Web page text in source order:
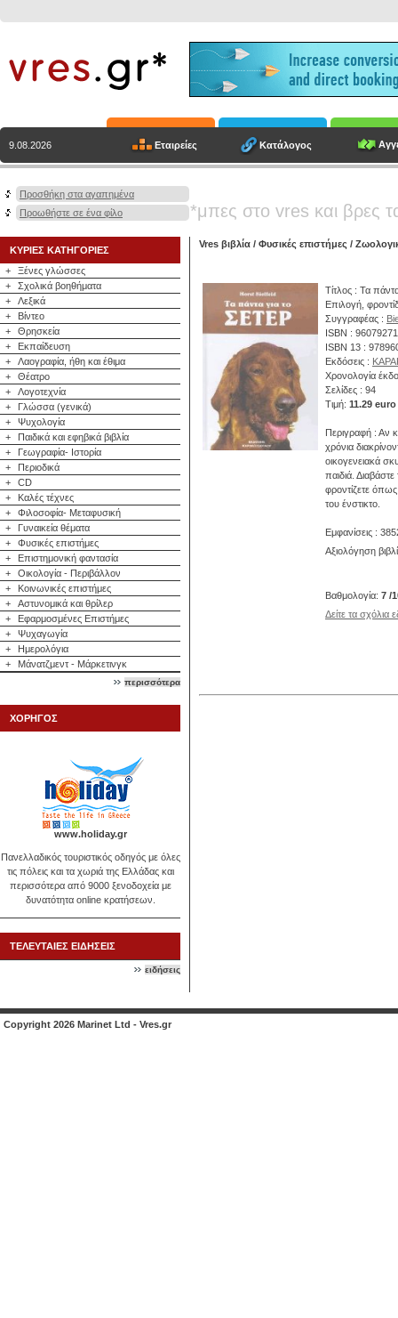
9.08.2026 Εταιρείες Κατάλογος
Προσθήκη στα αγαπημένα
Προωθήστε σε ένα φίλο
*μπες στο vres και βρες
ΚΥΡΙΕΣ ΚΑΤΗΓΟΡΙΕΣ
+
Ξένες γλώσσες
+
Σχολικά βοηθήματα
+
Λεξικά
+
Βίντεο
+
Θρησκεία
+
Εκπαίδευση
+
Λαογραφία, ήθη και έθιμα
+
Θέατρο
+
Λογοτεχνία
+
Γλώσσα (γενικά)
+
Ψυχολογία
+
Παιδικά και εφηβικά βιβλία
+
Γεωγραφία- Ιστορία
+
Περιοδικά
+
CD
+
Καλές τέχνες
+
Φιλοσοφία- Μεταφυσική
+
Γυναικεία θέματα
+
Φυσικές επιστήμες
+
Επιστημονική φαντασία
+
Οικολογία - Περιβάλλον
+
Κοινωνικές επιστήμες
+
Αστυνομικά και θρίλερ
+
Εφαρμοσμένες Επιστήμες
+
Ψυχαγωγία
+
Ημερολόγια
+
Μάνατζμεντ - Μάρκετινγκ
περισσότερα
ΧΟΡΗΓΟΣ
www.holiday.gr
Πανελλαδικός τουριστικός οδηγός με όλες
τις πόλεις και τα χωριά της Ελλάδας και
περισσότερα από 9000 ξενοδοχεία με
δυνατότητα online κρατήσεων.
ΤΕΛΕΥΤΑΙΕΣ ΕΙΔΗΣΕΙΣ
ειδήσεις
Vres βιβλία / Φυσικές επιστήμες /
Τίτλος : Τα
Επιλογή,
Συγγραφέας :
ISBN :
ISBN 13 :
Εκδόσεις :
Χρονολογία
Σελίδες : 94
Τιμή: 11.29 euro
Περιγραφή : Αν
χρόνια
οικογενειακά
παιδιά.
φροντίζετε
του ένστικτο.
Εμφανίσεις :
Αξιολόγηση
Βαθμολογία: 7 /
Δείτε τα σχόλια
Copyright 2026 Marinet Ltd - Vres.gr